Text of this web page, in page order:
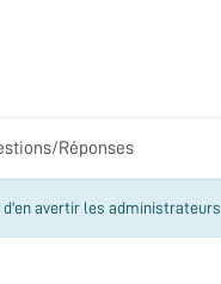
Réponses
d'en avertir les administrateurs